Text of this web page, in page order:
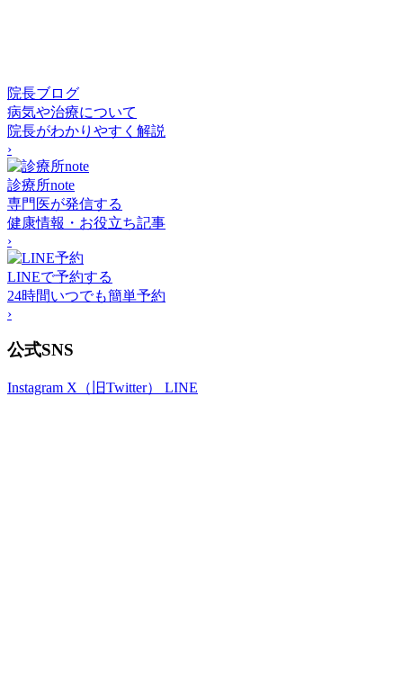
院長ブログ
病気や治療について
院長がわかりやすく解説
›
診療所note
専門医が発信する
健康情報・お役立ち記事
›
LINEで予約する
24時間いつでも簡単予約
›
公式SNS
Instagram X（旧Twitter） LINE